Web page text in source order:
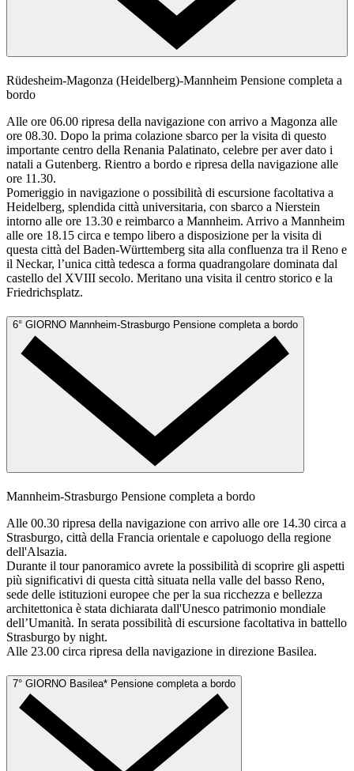
Rüdesheim-Magonza (Heidelberg)-Mannheim Pensione completa a
bordo
Alle ore 06.00 ripresa della navigazione con arrivo a Magonza alle
ore 08.30. Dopo la prima colazione sbarco per la visita di questo
importante centro della Renania Palatinato, celebre per aver dato i
natali a Gutenberg. Rientro a bordo e ripresa della navigazione alle
ore 11.30.
Pomeriggio in navigazione o possibilità di escursione facoltativa a
Heidelberg, splendida città universitaria, con sbarco a Nierstein
intorno alle ore 13.30 e reimbarco a Mannheim. Arrivo a Mannheim
alle ore 18.15 circa e tempo libero a disposizione per la visita di
questa città del Baden-Württemberg sita alla confluenza tra il Reno e
il Neckar, l’unica città tedesca a forma quadrangolare dominata dal
castello del XVIII secolo. Meritano una visita il centro storico e la
Friedrichsplatz.
6° GIORNO Mannheim-Strasburgo Pensione completa a bordo
Mannheim-Strasburgo Pensione completa a bordo
Alle 00.30 ripresa della navigazione con arrivo alle ore 14.30 circa a
Strasburgo, città della Francia orientale e capoluogo della regione
dell'Alsazia.
Durante il tour panoramico avrete la possibilità di scoprire gli aspetti
più significativi di questa città situata nella valle del basso Reno,
sede delle istituzioni europee che per la sua ricchezza e bellezza
architettonica è stata dichiarata dall'Unesco patrimonio mondiale
dell’Umanità. In serata possibilità di escursione facoltativa in battello
Strasburgo by night.
Alle 23.00 circa ripresa della navigazione in direzione Basilea.
7° GIORNO Basilea* Pensione completa a bordo